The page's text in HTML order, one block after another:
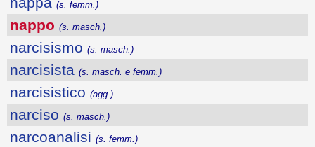
(s. femm.)
nappo (s. masch.)
narcisismo (s. masch.)
narcisista (s. masch. e femm.)
narcisistico (agg.)
narciso (s. masch.)
narcoanalisi (s. femm.)